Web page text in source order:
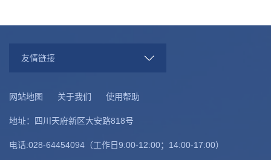
友情链接
网站地图 关于我们 使用帮助
地址：四川天府新区大安路818号
电话:028-64454094（工作日9:00-12:00；14:00-17:00）